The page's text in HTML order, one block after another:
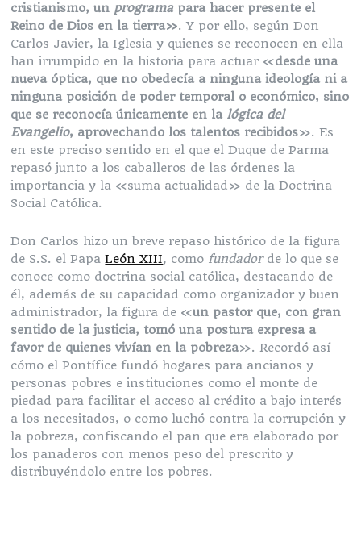
cristianismo, un programa para hacer presente el
Reino de Dios en la tierra». Y por ello, según Don
Carlos Javier, la Iglesia y quienes se reconocen en ella
han irrumpido en la historia para actuar «desde una
nueva óptica, que no obedecía a ninguna ideología ni a
ninguna posición de poder temporal o económico, sino
que se reconocía únicamente en la lógica del
Evangelio, aprovechando los talentos recibidos». Es
en este preciso sentido en el que el Duque de Parma
repasó junto a los caballeros de las órdenes la
importancia y la «suma actualidad» de la Doctrina
Social Católica.
Don Carlos hizo un breve repaso histórico de la figura
de S.S. el PapaLeón XIII, como fundadorde lo que se
conoce como doctrina social católica, destacando de
él, además de su capacidad como organizador y buen
administrador, la figura de «un pastor que, con gran
sentido de la justicia, tomó una postura expresa a
favor de quienes vivían en la pobreza». Recordó así
cómo el Pontífice fundó hogares para ancianos y
personas pobres e instituciones como el monte de
piedad para facilitar el acceso al crédito a bajo interés
a los necesitados, o como luchó contra la corrupción y
la pobreza, confiscando el pan que era elaborado por
los panaderos con menos peso del prescrito y
distribuyéndolo entre los pobres.